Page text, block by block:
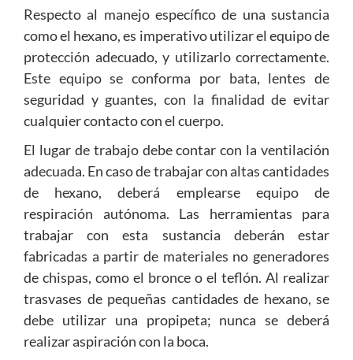
Respecto al manejo específico de una sustancia
como el hexano, es imperativo utilizar el equipo de
protección adecuado, y utilizarlo correctamente.
Este equipo se conforma por bata, lentes de
seguridad y guantes, con la finalidad de evitar
cualquier contacto con el cuerpo.
El lugar de trabajo debe contar con la ventilación
adecuada. En caso de trabajar con altas cantidades
de hexano, deberá emplearse equipo de
respiración autónoma. Las herramientas para
trabajar con esta sustancia deberán estar
fabricadas a partir de materiales no generadores
de chispas, como el bronce o el teflón. Al realizar
trasvases de pequeñas cantidades de hexano, se
debe utilizar una propipeta; nunca se deberá
realizar aspiración con la boca.